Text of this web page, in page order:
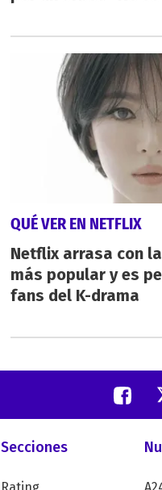
QUÉ VER EN NETFLIX
Netflix arrasa con
más popular y es
fans del K-drama
Secciones